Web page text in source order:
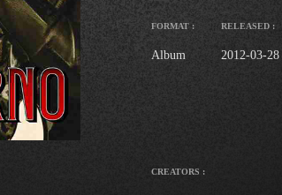
FORMAT :
Album
RELEASED :
2012-03-28
CREATORS :